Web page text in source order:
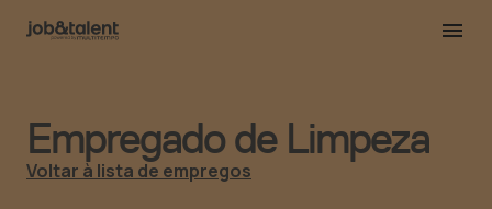
Empregado de Limpeza
Voltar à lista de empregos